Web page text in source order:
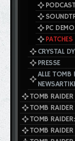
PC DEMO
CRYSTAL
PRESSE
ALLE TOMB
TOMB RAIDER
TOMB RAIDER
TOMB
TOMB